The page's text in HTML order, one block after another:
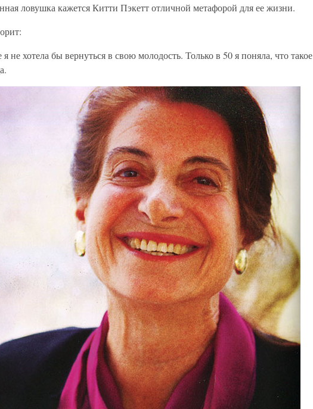
ловушка кажется Китти Пэкетт отличной метафорой для ее жизни.
я не хотела бы вернуться в свою молодость. Только в 50 я поняла, что такое